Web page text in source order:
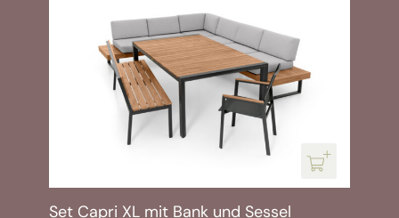
Set Capri XL mit Bank und Sessel